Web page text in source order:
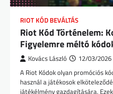
RIOT KÓD BEVÁLTÁS
Riot Kód Történelem:
Figyelemre méltó
Kovács László 12/03/2026
A Riot Kódok olyan promóciós
használ a játékosok
játékélmény gazdagítására.